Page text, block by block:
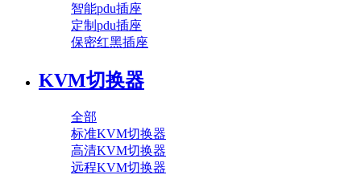
智能pdu插座
定制pdu插座
保密红黑插座
KVM切换器
全部
标准KVM切换器
高清KVM切换器
远程KVM切换器